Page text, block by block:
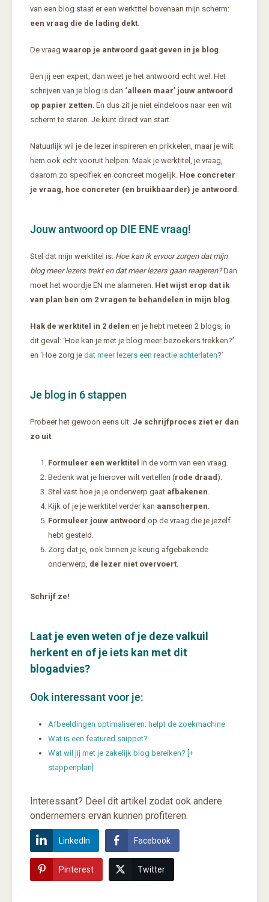
van een blog staat er een werktitel bovenaan mijn scherm:
een vraag die de lading dekt.
De vraag waarop je antwoord gaat geven in je blog.
Ben jij een expert, dan weet je het antwoord echt wel. Het
schrijven van je blog is dan ‘alleen maar’ jouw antwoord
op papier zetten. En dus zit je niet eindeloos naar een wit
scherm te staren. Je kunt direct van start.
Natuurlijk wil je de lezer inspireren en prikkelen, maar je wilt
hem ook echt vooruit helpen. Maak je werktitel, je vraag,
daarom zo specifiek en concreet mogelijk. Hoe concreter
je vraag, hoe concreter (en bruikbaarder) je antwoord .
Jouw antwoord op DIE ENE vraag!
Stel dat mijn werktitel is: Hoe kan ik ervoor zorgen dat mijn
blog meer lezers trekt en dat meer lezers gaan reageren?Dan
moet het woordje EN me alarmeren. Het wijst erop dat ik
van plan ben om 2 vragen te behandelen in mijn blog.
Hak de werktitel in 2 delen en je hebt meteen 2 blogs, in
dit geval: ‘Hoe kan je met je blog meer bezoekers trekken?’
en ‘Hoe zorg je dat meer lezers een reactie achterlaten?’
Je blog in 6 stappen
Probeer het gewoon eens uit. Je schrijfproces ziet er dan
zo uit:
Formuleer een werktitel in de vorm van een vraag.
Bedenk wat je hierover wilt vertellen (rode draad).
Stel vast hoe je je onderwerp gaat afbakenen.
Kijk of je je werktitel verder kan aanscherpen.
Formuleer jouw antwoord op de vraag die je jezelf
hebt gesteld.
Zorg dat je, ook binnen je keurig afgebakende
onderwerp, de lezer niet overvoert.
Schrijf ze!
Laat je even weten of je deze valkuil
herkent en of je iets kan met dit
blogadvies?
Ook interessant voor je:
Afbeeldingen optimaliseren: helpt de zoekmachine
Wat is een featured snippet?
Wat wil jij met je zakelijk blog bereiken? [+
stappenplan]
Interessant? Deel dit artikel zodat ook andere
ondernemers ervan kunnen profiteren.
LinkedIn Facebook
Pinterest Twitter